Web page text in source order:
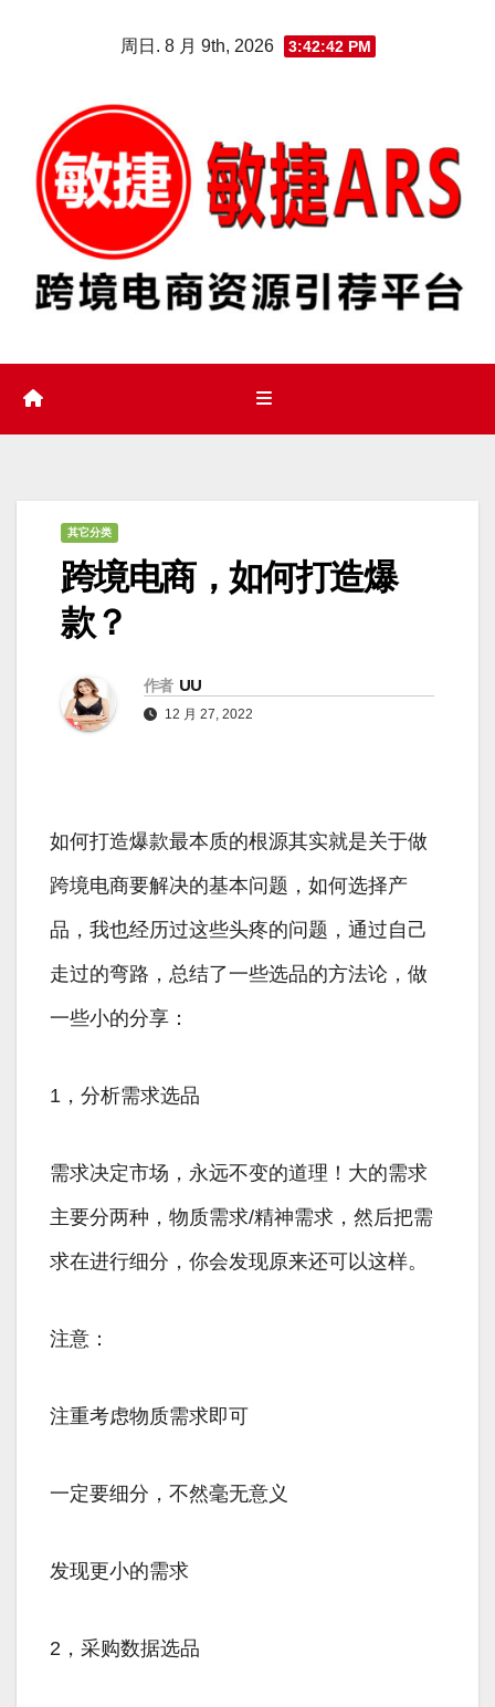
周日. 8 月 9th, 2026 3:42:43 PM
其它分类
跨境电商，如何打造爆
款？
作者 UU
12 月 27, 2022
如何打造爆款最本质的根源其实就是关于做
跨境电商要解决的基本问题，如何选择产
品，我也经历过这些头疼的问题，通过自己
走过的弯路，总结了一些选品的方法论，做
一些小的分享：
1，分析需求选品
需求决定市场，永远不变的道理！大的需求
主要分两种，物质需求/精神需求，然后把需
求在进行细分，你会发现原来还可以这样。
注意：
注重考虑物质需求即可
一定要细分，不然毫无意义
发现更小的需求
2，采购数据选品